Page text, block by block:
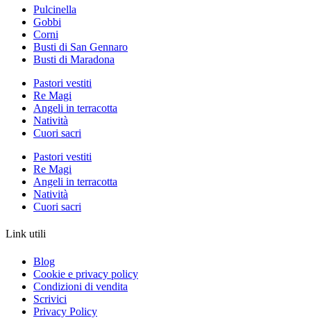
Pulcinella
Gobbi
Corni
Busti di San Gennaro
Busti di Maradona
Pastori vestiti
Re Magi
Angeli in terracotta
Natività
Cuori sacri
Pastori vestiti
Re Magi
Angeli in terracotta
Natività
Cuori sacri
Link utili
Blog
Cookie e privacy policy
Condizioni di vendita
Scrivici
Privacy Policy